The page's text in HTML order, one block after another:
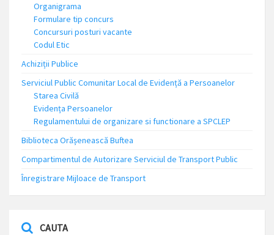
Organigrama
Formulare tip concurs
Concursuri posturi vacante
Codul Etic
Achiziții Publice
Serviciul Public Comunitar Local de Evidență a Persoanelor
Starea Civilă
Evidența Persoanelor
Regulamentului de organizare si functionare a SPCLEP
Biblioteca Orășenească Buftea
Compartimentul de Autorizare Serviciul de Transport Public
Înregistrare Mijloace de Transport
CAUTA